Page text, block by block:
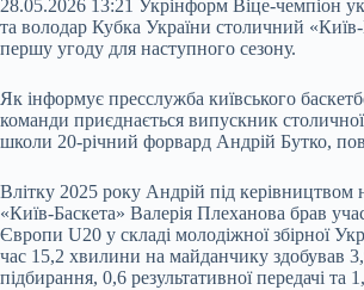
28.05.2026 13:21 Укрінформ Віце-чемпіон
та володар Кубка України столичний
першу угоду для наступного сезону.
Як інформує пресслужба київського
команди приєднається випускник столичної
школи 20-річний форвард Андрій Бутко,
Влітку 2025 року Андрій під керівництвом
«Київ-Баскета» Валерія Плеханова брав
Європи U20 у складі молодіжної збірної
час 15,2 хвилини на майданчику здобував
підбирання, 0,6 результативної передачі та